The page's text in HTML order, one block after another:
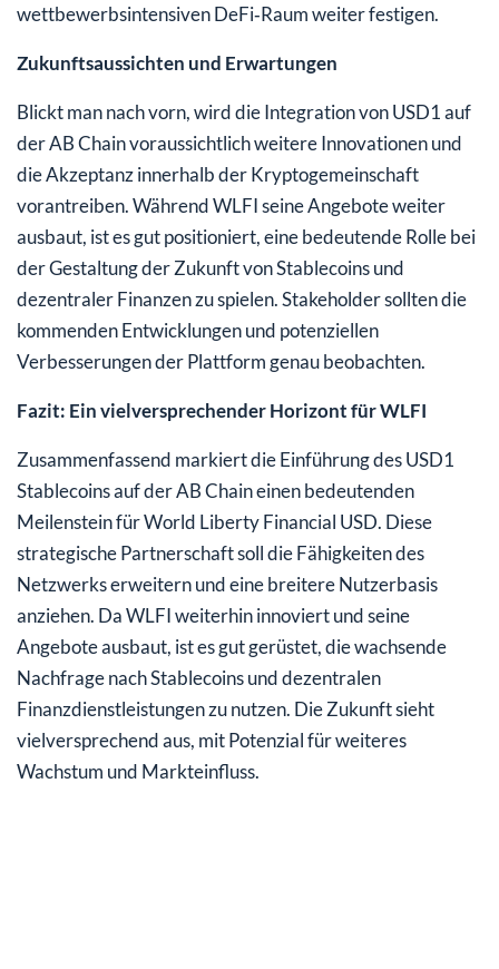
wettbewerbsintensiven DeFi‑Raum weiter festigen.
Zukunftsaussichten und Erwartungen
Blickt man nach vorn, wird die Integration von USD1 auf
der AB Chain voraussichtlich weitere Innovationen und
die Akzeptanz innerhalb der Kryptogemeinschaft
vorantreiben. Während WLFI seine Angebote weiter
ausbaut, ist es gut positioniert, eine bedeutende Rolle bei
der Gestaltung der Zukunft von Stablecoins und
dezentraler Finanzen zu spielen. Stakeholder sollten die
kommenden Entwicklungen und potenziellen
Verbesserungen der Plattform genau beobachten.
Fazit: Ein vielversprechender Horizont für WLFI
Zusammenfassend markiert die Einführung des USD1
Stablecoins auf der AB Chain einen bedeutenden
Meilenstein für World Liberty Financial USD. Diese
strategische Partnerschaft soll die Fähigkeiten des
Netzwerks erweitern und eine breitere Nutzerbasis
anziehen. Da WLFI weiterhin innoviert und seine
Angebote ausbaut, ist es gut gerüstet, die wachsende
Nachfrage nach Stablecoins und dezentralen
Finanzdienstleistungen zu nutzen. Die Zukunft sieht
vielversprechend aus, mit Potenzial für weiteres
Wachstum und Markteinfluss.